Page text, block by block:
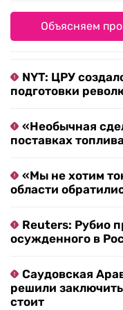
Объясняем
NYT: ЦРУ
подготовки
«Необычная
поставках
«Мы не хотим
области
Reuters: Рубио
осужденного в
Саудовская
решили
стоит